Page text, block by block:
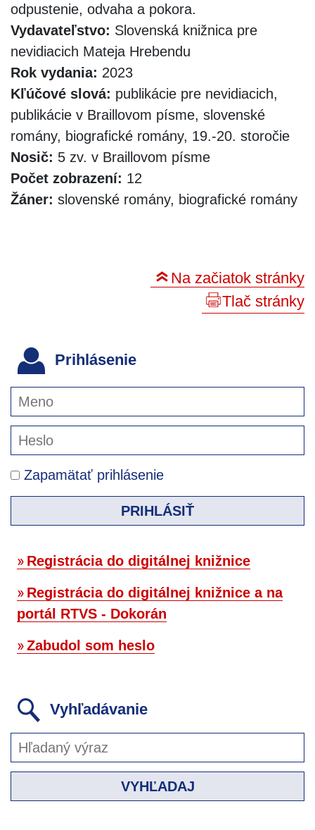
odpustenie, odvaha a pokora.
Vydavateľstvo: Slovenská knižnica pre
nevidiacich Mateja Hrebendu
Rok vydania: 2023
Kľúčové slová: publikácie pre nevidiacich,
publikácie v Braillovom písme, slovenské
romány, biografické romány, 19.-20. storočie
Nosič: 5 zv. v Braillovom písme
Počet zobrazení: 12
Žáner: slovenské romány, biografické romány
Na začiatok stránky
Tlač stránky
Prihlásenie
Zapamätať prihlásenie
PRIHLÁSIŤ
Registrácia do digitálnej knižnice
Registrácia do digitálnej knižnice a na
portál RTVS - Dokorán
Zabudol som heslo
Vyhľadávanie
VYHĽADAJ